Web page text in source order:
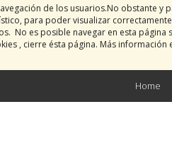
de los usuarios.No obstante y
para poder visualizar correctamente
No es posible navegar en esta página
, cierre ésta página. Más información
Home